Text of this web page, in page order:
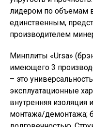
лидером по объемам
единственным,
производителем
Минплиты «Ursa»
имеющего 3
– это
эксплуатационные
внутренняя изоляция
монтажа/демонтажа;